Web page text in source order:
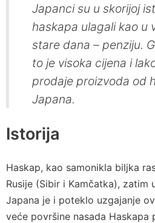
Japanci su u skorijoj
haskapa ulagali kao u
stare dana – penziju.
to je visoka cijena i
prodaje proizvoda od
Japana.
Istorija
Haskap, kao samonikla biljka
Rusije (Sibir i Kamčatka), zatim
Japana je i poteklo uzgajanje
veće površine nasada Haskapa